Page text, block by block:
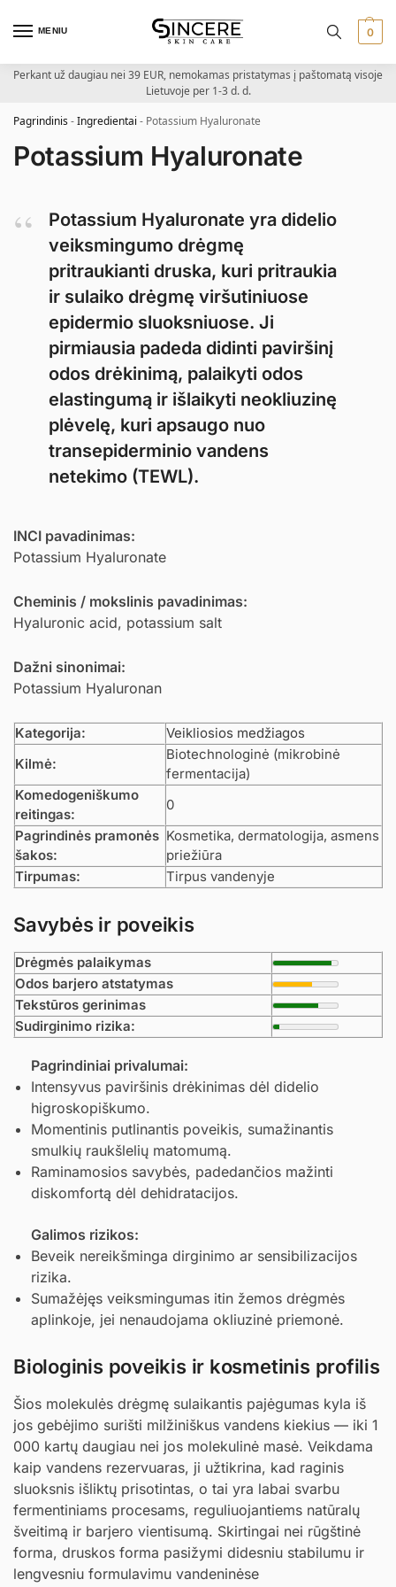
MENIU 0
Perkant už daugiau nei 39 EUR, nemokamas pristatymas į paštomatą visoje
Lietuvoje per 1-3 d. d.
Pagrindinis-Ingredientai - Potassium Hyaluronate
Potassium Hyaluronate
Potassium Hyaluronate yra didelio
veiksmingumo drėgmę
pritraukianti druska, kuri pritraukia
ir sulaiko drėgmę viršutiniuose
epidermio sluoksniuose. Ji
pirmiausia padeda didinti paviršinį
odos drėkinimą, palaikyti odos
elastingumą ir išlaikyti neokliuzinę
plėvelę, kuri apsaugo nuo
transepiderminio vandens
netekimo (TEWL).
INCI pavadinimas:
Potassium Hyaluronate
Cheminis / mokslinis pavadinimas:
Hyaluronic acid, potassium salt
Dažni sinonimai:
Potassium Hyaluronan
Kategorija:
Veikliosios medžiagos
Kilmė:
Biotechnologinė (mikrobinė
fermentacija)
Komedogeniškumo
reitingas:
0
Pagrindinės pramonės
šakos:
Kosmetika, dermatologija, asmens
priežiūra
Tirpumas:
Tirpus vandenyje
Savybės ir poveikis
Drėgmės palaikymas
Odos barjero atstatymas
Tekstūros gerinimas
Sudirginimo rizika:
Pagrindiniai privalumai:
Intensyvus paviršinis drėkinimas dėl didelio
higroskopiškumo.
Momentinis putlinantis poveikis, sumažinantis
smulkių raukšlelių matomumą.
Raminamosios savybės, padedančios mažinti
diskomfortą dėl dehidratacijos.
Galimos rizikos:
Beveik nereikšminga dirginimo ar sensibilizacijos
rizika.
Sumažėjęs veiksmingumas itin žemos drėgmės
aplinkoje, jei nenaudojama okliuzinė priemonė.
Biologinis poveikis ir kosmetinis profilis
Šios molekulės drėgmę sulaikantis pajėgumas kyla iš
jos gebėjimo surišti milžiniškus vandens kiekius — iki 1
000 kartų daugiau nei jos molekulinė masė. Veikdama
kaip vandens rezervuaras, ji užtikrina, kad raginis
sluoksnis išliktų prisotintas, o tai yra labai svarbu
fermentiniams procesams, reguliuojantiems natūralų
šveitimą ir barjero vientisumą. Skirtingai nei rūgštinė
forma, druskos forma pasižymi didesniu stabilumu ir
lengvesniu formulavimu vandeninėse